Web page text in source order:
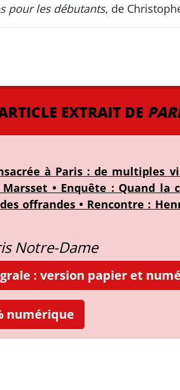
pour les débutants, de
EXTRAIT DE
à Paris : de multiples
• Enquête : Quand la
offrandes • Rencontre :
Notre-Dame
: version papier et
numérique